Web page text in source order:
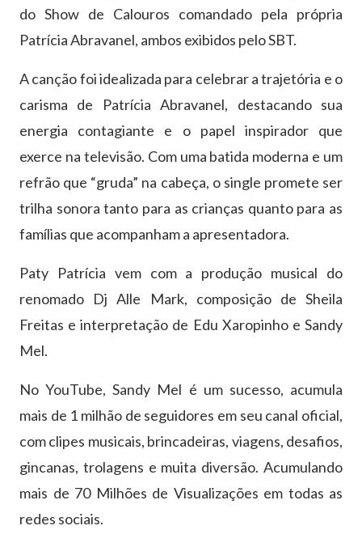
do Show de Calouros comandado pela própria
Patrícia Abravanel, ambos exibidos pelo SBT.
​A canção foi idealizada para celebrar a trajetória e o
carisma de Patrícia Abravanel, destacando sua
energia contagiante e o papel inspirador que
exerce na televisão. Com uma batida moderna e um
refrão que “gruda” na cabeça, o single promete ser
trilha sonora tanto para as crianças quanto para as
famílias que acompanham a apresentadora.
Paty Patrícia vem com a produção musical do
renomado Dj Alle Mark, composição de Sheila
Freitas e interpretação de Edu Xaropinho e Sandy
Mel.
No YouTube, Sandy Mel é um sucesso, acumula
mais de 1 milhão de seguidores em seu canal oficial,
com clipes musicais, brincadeiras, viagens, desafios,
gincanas, trolagens e muita diversão. Acumulando
mais de 70 Milhões de Visualizações em todas as
redes sociais.